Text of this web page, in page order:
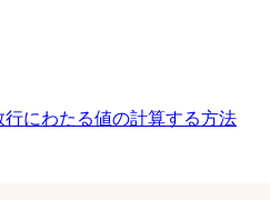
にわたる値の計算する方法